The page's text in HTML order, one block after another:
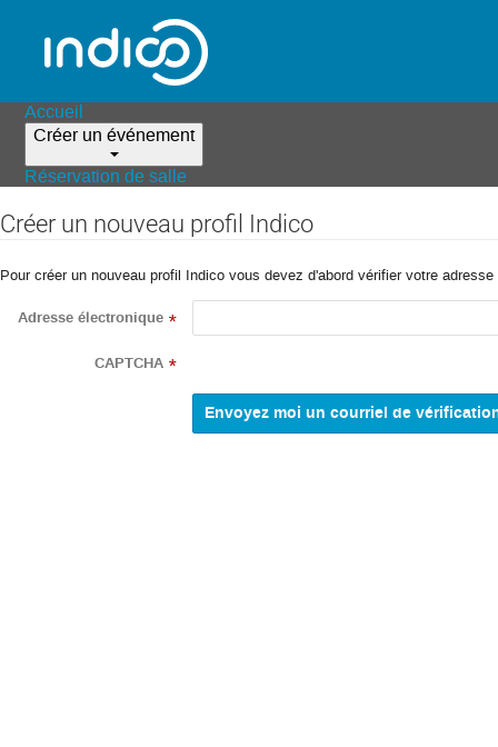
Accueil
Créer un événement
Réservation de salle
Créer un nouveau profil Indico
Pour créer un nouveau profil Indico vous devez d'abord vérifier votre
Adresse électronique *
CAPTCHA *